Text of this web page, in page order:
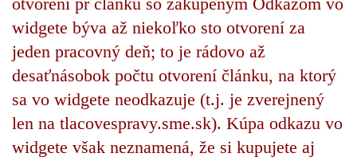
widgete býva až niekoľko sto otvorení za
jeden pracovný deň; to je rádovo až
desaťnásobok počtu otvorení článku, na ktorý
sa vo widgete neodkazuje (t.j. je zverejnený
len na tlacovespravy.sme.sk). Kúpa odkazu vo
widgete však neznamená, že si kupujete aj